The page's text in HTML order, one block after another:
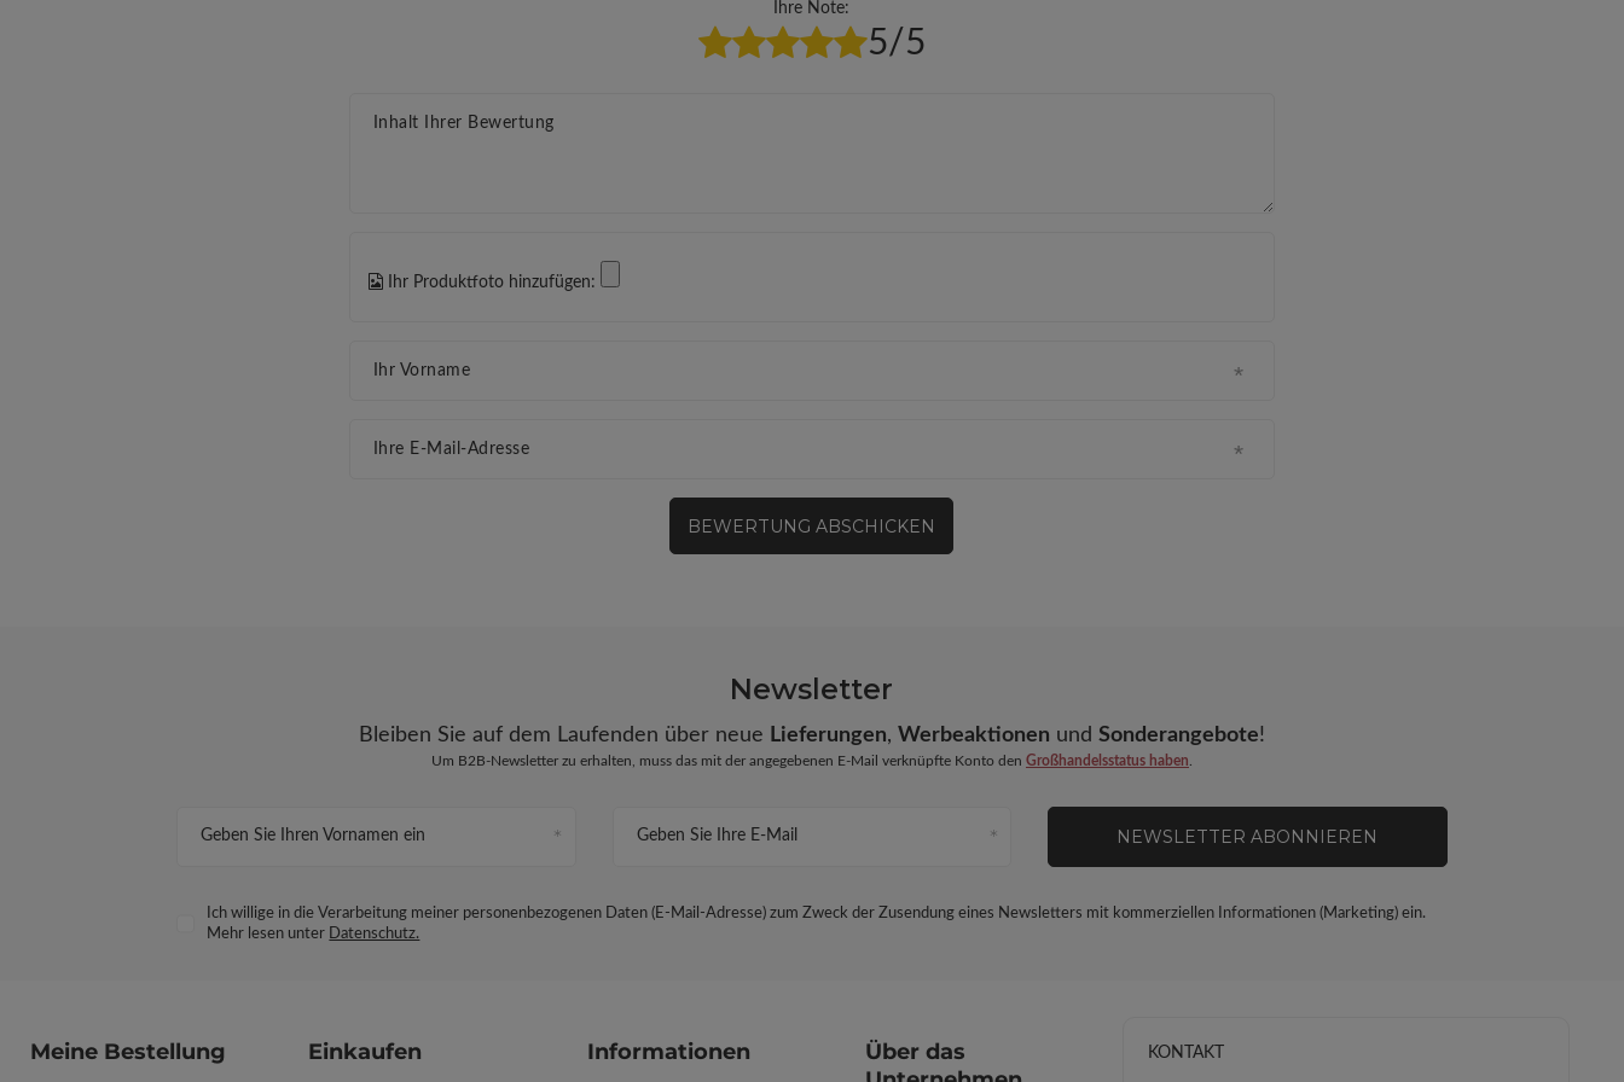
Ihre Note:
5/5
Inhalt Ihrer Bewertung
Ihr Produktfoto hinzufügen:
Ihr Vorname
Ihre E-Mail-Adresse
BEWERTUNG ABSCHICKEN
Newsletter
Bleiben Sie auf dem Laufenden über neue Lieferungen, Werbeaktionen und Sonderangebote!
Um B2B-Newsletter zu erhalten, muss das mit der angegebenen E-Mail verknüpfte Konto den Großhandelsstatus haben
Geben Sie Ihren Vornamen ein Geben Sie Ihre E-Mail
Ich willige in die Verarbeitung meiner personenbezogenen Daten (E-Mail-Adresse) zum Zweck der Zusendung eines Newsletters mit kommerziellen Informationen (Marketing) ein.
Mehr lesen unter Datenschutz.
NEWSLETTER ABONNIEREN
Meine Bestellung Einkaufen Informationen
Über das
KONTAKT